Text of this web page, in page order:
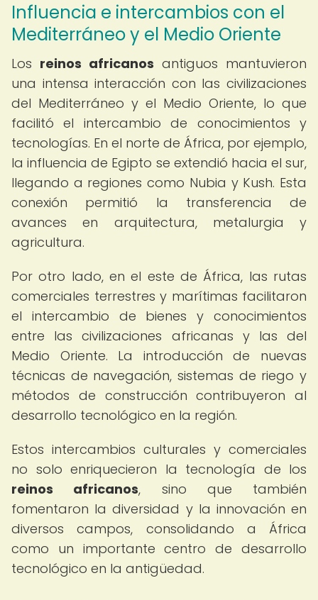
Influencia e intercambios con el
Mediterráneo y el Medio Oriente
Los reinos africanos antiguos mantuvieron
una intensa interacción con las civilizaciones
del Mediterráneo y el Medio Oriente, lo que
facilitó el intercambio de conocimientos y
tecnologías. En el norte de África, por ejemplo,
la influencia de Egipto se extendió hacia el sur,
llegando a regiones como Nubia y Kush. Esta
conexión permitió la transferencia de
avances en arquitectura, metalurgia y
agricultura.
Por otro lado, en el este de África, las rutas
comerciales terrestres y marítimas facilitaron
el intercambio de bienes y conocimientos
entre las civilizaciones africanas y las del
Medio Oriente. La introducción de nuevas
técnicas de navegación, sistemas de riego y
métodos de construcción contribuyeron al
desarrollo tecnológico en la región.
Estos intercambios culturales y comerciales
no solo enriquecieron la tecnología de los
reinos africanos, sino que también
fomentaron la diversidad y la innovación en
diversos campos, consolidando a África
como un importante centro de desarrollo
tecnológico en la antigüedad.